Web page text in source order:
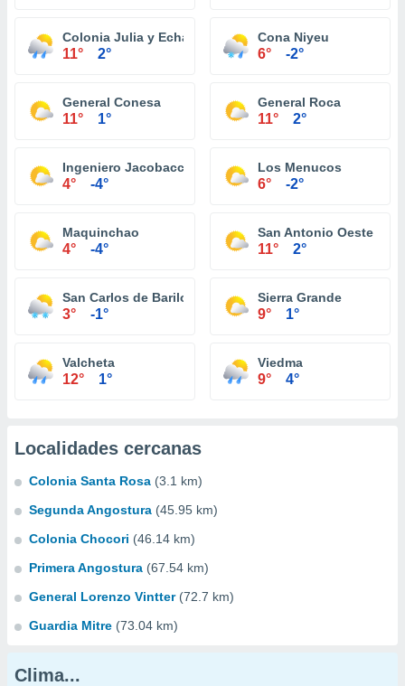
Colonia Julia y Echarren
11° 2°
Cona Niyeu
6° -2°
General Conesa
11° 1°
General Roca
11° 2°
Ingeniero Jacobacci
4° -4°
Los Menucos
6° -2°
Maquinchao
4° -4°
San Antonio Oeste
11° 2°
San Carlos de Bariloche
3° -1°
Sierra Grande
9° 1°
Valcheta
12° 1°
Viedma
9° 4°
Localidades cercanas
Colonia Santa Rosa (3.1 km)
Segunda Angostura (45.95 km)
Colonia Chocori (46.14 km)
Primera Angostura (67.54 km)
General Lorenzo Vintter (72.7 km)
Guardia Mitre (73.04 km)
Clima...